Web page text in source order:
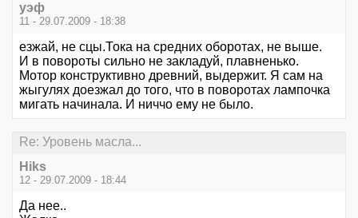
уэф
11 - 29.07.2009 - 18:38
езжай, не сцы.Тока на средних оборотах, не выше.
И в повороты сильно не закладуй, плавненько.
Мотор конструктивно древний, выдержит. Я сам на
жыгулях доезжал до того, что в поворотах лампочка
мигать начинала. И ниччо ему не было.
Re: Уровень масла...
Hiks
12 - 29.07.2009 - 18:44
Да нее..